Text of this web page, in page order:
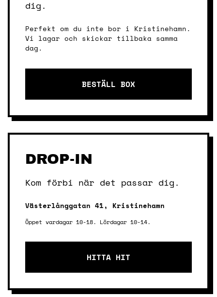
dig.
Perfekt om du inte bor i Kristinehamn.
Vi lagar och skickar tillbaka samma
dag.
BESTÄLL BOX
DROP-IN
Kom förbi när det passar dig.
Västerlånggatan 41, Kristinehamn
Öppet vardagar 10-18. Lördagar 10-14.
HITTA HIT